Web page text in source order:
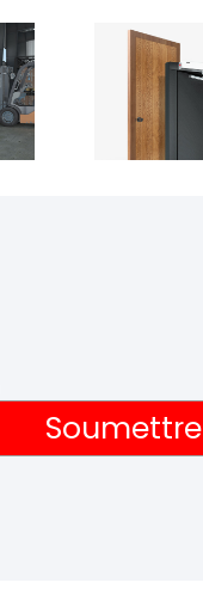
Soumettre